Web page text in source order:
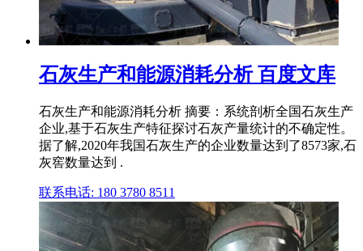
石灰生产和能源消耗分析 百度文库
石灰生产和能源消耗分析 摘要：系统剖析全国石灰生产
企业,基于石灰生产特征探讨石灰产量统计的不确定性。
据了解,2020年我国石灰生产的企业数量达到了8573家,石
灰窖数量达到 .
联系电话: 180 3780 8511